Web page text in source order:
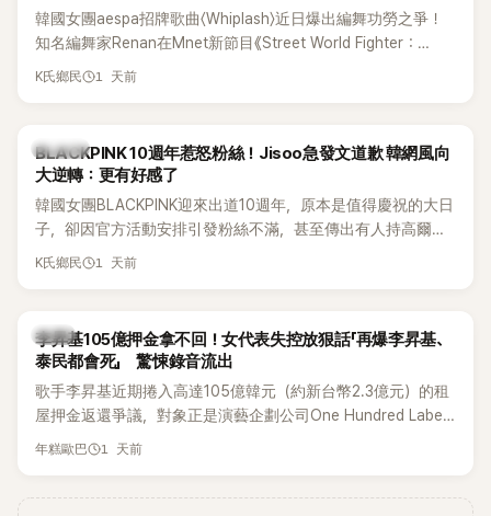
韓國女團aespa招牌歌曲〈Whiplash〉近日爆出編舞功勞之爭！
知名編舞家Renan在Mnet新節目《Street World Fighter：
Directors' War》預告中，公開談及自己在〈Whiplash〉編舞上的
K氏鄉民 1 天前
K-POP
BLACKPINK 10週年惹怒粉絲！Jisoo急發文道歉 韓網風向
大逆轉：更有好感了
韓國女團BLACKPINK迎來出道10週年，原本是值得慶祝的大日
子，卻因官方活動安排引發粉絲不滿，甚至傳出有人持高爾夫
球桿到YG娛樂大樓鬧事。Jisoo今（8日）也親自發文向BLINK
K氏鄉民 1 天前
韓星
李昇基105億押金拿不回！女代表失控放狠話「再爆李昇基、
泰民都會死」 驚悚錄音流出
歌手李昇基近期捲入高達105億韓元（約新台幣2.3億元）的租
屋押金返還爭議，對象正是演藝企劃公司One Hundred Label
代表車佳媛(차가원)。如今事件再掀風波，YouTuber李鎮浩公開
年糕歐巴 1 天前